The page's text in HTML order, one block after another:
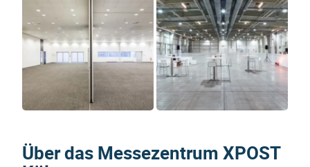
Über das Messezentrum XPOST